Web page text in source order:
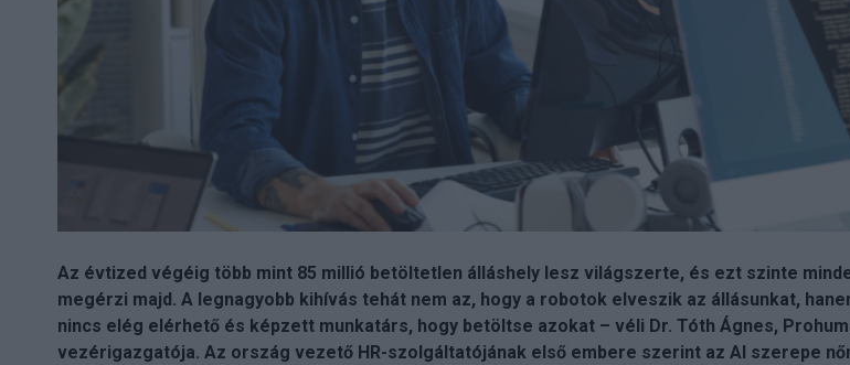
Az évtized végéig több mint 85 millió betöltetlen álláshely lesz világszerte, és ezt szinte
megérzi majd. A legnagyobb kihívás tehát nem az, hogy a robotok elveszik az állásunkat,
nincs elég elérhető és képzett munkatárs, hogy betöltse azokat – véli Dr. Tóth Ágnes,
vezérigazgatója. Az ország vezető HR-szolgáltatójának első embere szerint az AI szerepe